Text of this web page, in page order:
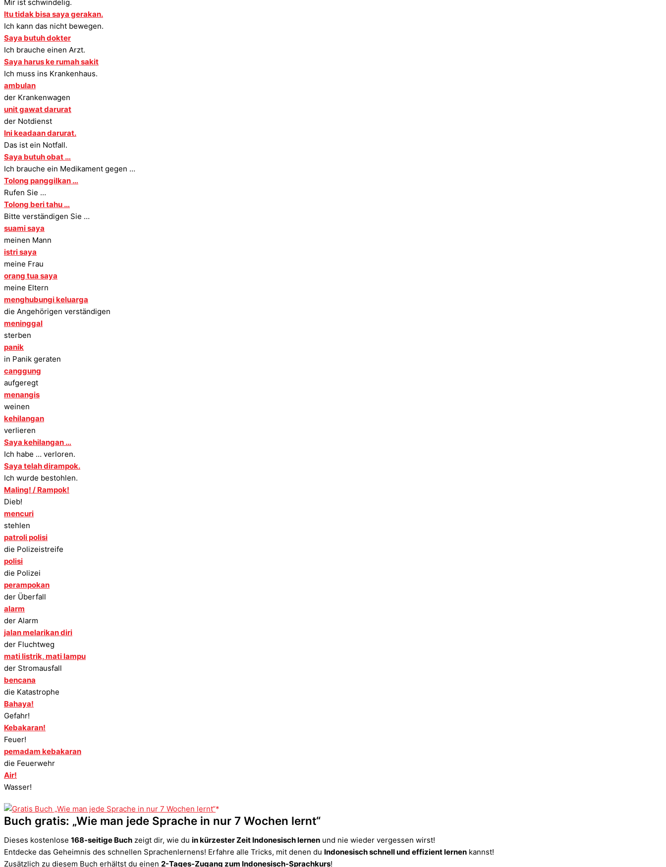
Mir ist schwindelig.
Itu tidak bisa saya gerakan.
Ich kann das nicht bewegen.
Saya butuh dokter
Ich brauche einen Arzt.
Saya harus ke rumah sakit
Ich muss ins Krankenhaus.
ambulan
der Krankenwagen
unit gawat darurat
der Notdienst
Ini keadaan darurat.
Das ist ein Notfall.
Saya butuh obat …
Ich brauche ein Medikament gegen …
Tolong panggilkan …
Rufen Sie …
Tolong beri tahu …
Bitte verständigen Sie …
suami saya
meinen Mann
istri saya
meine Frau
orang tua saya
meine Eltern
menghubungi keluarga
die Angehörigen verständigen
meninggal
sterben
panik
in Panik geraten
canggung
aufgeregt
menangis
weinen
kehilangan
verlieren
Saya kehilangan …
Ich habe … verloren.
Saya telah dirampok.
Ich wurde bestohlen.
Maling! / Rampok!
Dieb!
mencuri
stehlen
patroli polisi
die Polizeistreife
polisi
die Polizei
perampokan
der Überfall
alarm
der Alarm
jalan melarikan diri
der Fluchtweg
mati listrik, mati lampu
der Stromausfall
bencana
die Katastrophe
Bahaya!
Gefahr!
Kebakaran!
Feuer!
pemadam kebakaran
die Feuerwehr
Air!
Wasser!
Buch gratis: „Wie man jede Sprache in nur 7 Wochen lernt“
Dieses kostenlose 168-seitige Buch zeigt dir, wie du in kürzester Zeit Indonesisch lernen und nie wieder vergessen wirst!
Entdecke das Geheimnis des schnellen Sprachenlernens! Erfahre alle Tricks, mit denen du Indonesisch schnell und effizient lernen kannst!
Zusätzlich zu diesem Buch erhältst du einen 2-Tages-Zugang zum Indonesisch-Sprachkurs!